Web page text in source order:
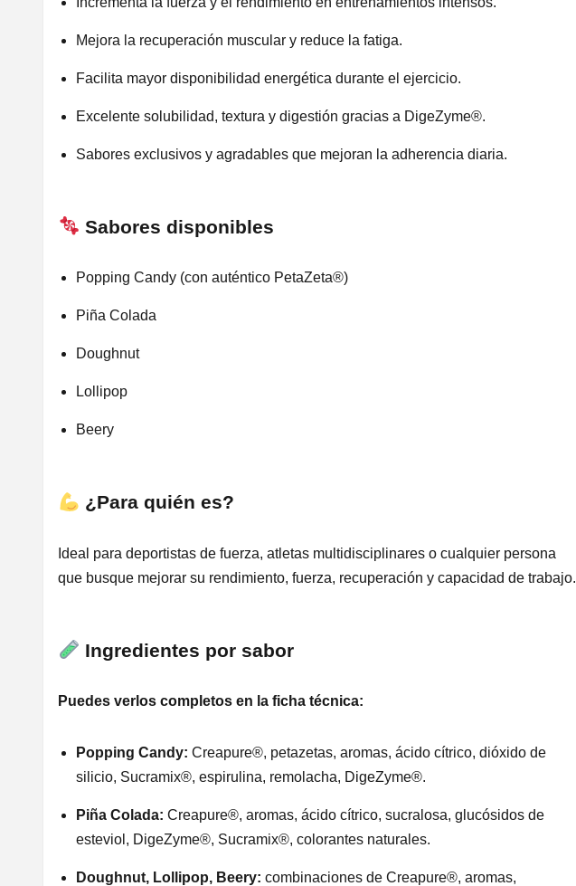
Mejora la recuperación muscular y reduce la fatiga.
Facilita mayor disponibilidad energética durante el ejercicio.
Excelente solubilidad, textura y digestión gracias a DigeZyme®.
Sabores exclusivos y agradables que mejoran la adherencia diaria.
Sabores disponibles
Popping Candy (con auténtico PetaZeta®)
Piña Colada
Doughnut
Lollipop
Beery
¿Para quién es?
Ideal para deportistas de fuerza, atletas multidisciplinares o cualquier persona
que busque mejorar su rendimiento, fuerza, recuperación y capacidad de trabajo.
Ingredientes por sabor
Puedes verlos completos en la ficha técnica:
Popping Candy: Creapure®, petazetas, aromas, ácido cítrico, dióxido de
silicio, Sucramix®, espirulina, remolacha, DigeZyme®.
Piña Colada: Creapure®, aromas, ácido cítrico, sucralosa, glucósidos de
esteviol, DigeZyme®, Sucramix®, colorantes naturales.
Doughnut, Lollipop, Beery: combinaciones de Creapure®, aromas,